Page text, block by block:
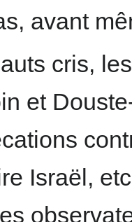
avant
cris,
et
Israël,